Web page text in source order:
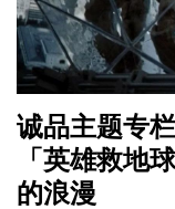
诚品主题专
「英雄救地
的浪漫